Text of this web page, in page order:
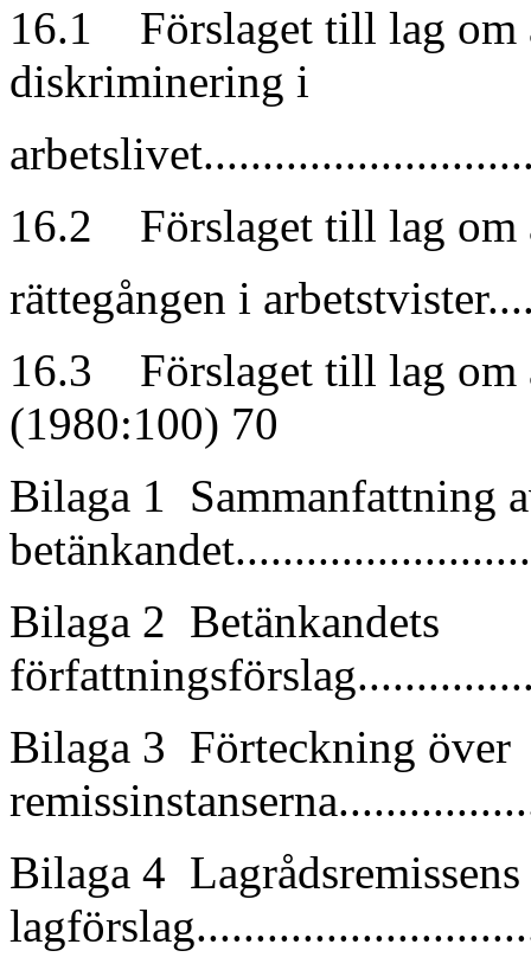
16.1 Förslaget till lag om
diskriminering i
16.2 Förslaget till lag om
rättegången i
16.3 Förslaget till lag om
(1980:100) 70
Bilaga 1 Sammanfattning
Bilaga 2 Betänkandets
Bilaga 3 Förteckning över
Bilaga 4 Lagrådsremissens